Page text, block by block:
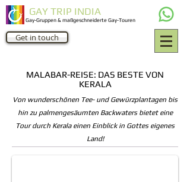
GAY TRIP INDIA
Gay-Gruppen & maßgeschneiderte Gay-Touren
Get in touch
MALABAR-REISE: DAS BESTE VON
KERALA
Von wunderschönen Tee- und Gewürzplantagen bis
hin zu palmengesäumten Backwaters bietet eine
Tour durch Kerala einen Einblick in Gottes eigenes
Land!
Temples of South India
Gay tours to India